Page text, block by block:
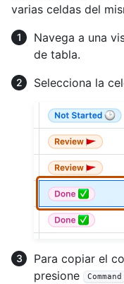
varias celdas del
Navega a una
de tabla.
Selecciona la
Para copiar el
presione
Command